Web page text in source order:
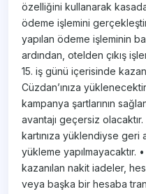
özelliğini kullanarak
ödeme işlemini
yapılan ödeme işleminin
ardından, otelden çıkış
15. iş günü içerisinde
Cüzdan’ınıza
kampanya şartlarının
avantajı geçersiz
kartınıza yüklendiyse geri
yükleme yapılmayacaktır.
kazanılan nakit iadeler,
veya başka bir hesaba